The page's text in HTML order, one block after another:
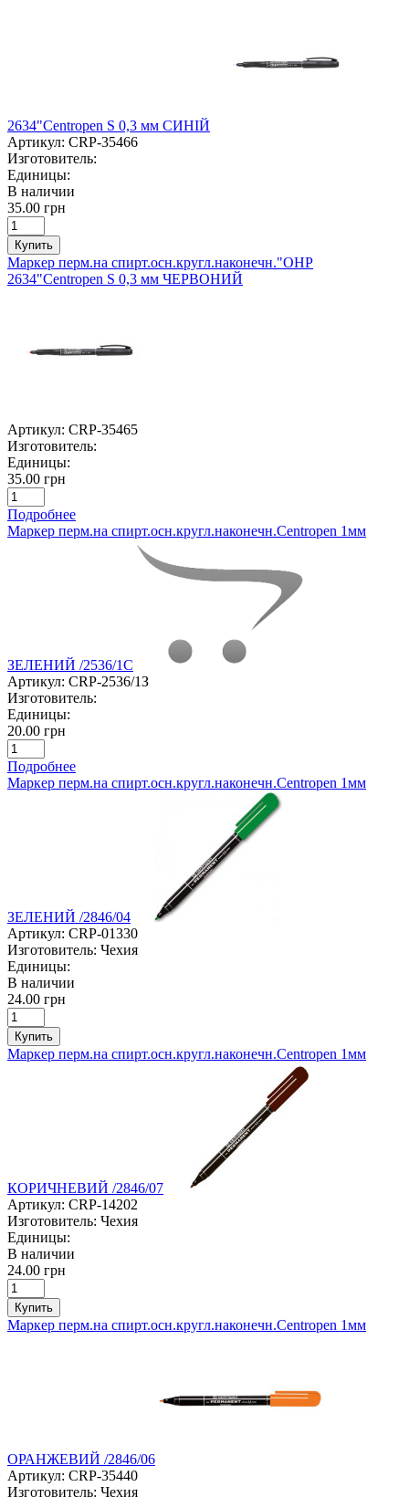
2634"Centropen S 0,3 мм СИНІЙ
Артикул: CRP-35466
Изготовитель:
Единицы:
В наличии
35.00 грн
Купить
Маркер перм.на спирт.осн.кругл.наконечн."ОНР
2634"Centropen S 0,3 мм ЧЕРВОНИЙ
Артикул: CRP-35465
Изготовитель:
Единицы:
35.00 грн
Подробнее
Маркер перм.на спирт.осн.кругл.наконечн.Centropen 1мм
ЗЕЛЕНИЙ /2536/1С
Артикул: CRP-2536/1З
Изготовитель:
Единицы:
20.00 грн
Подробнее
Маркер перм.на спирт.осн.кругл.наконечн.Centropen 1мм
ЗЕЛЕНИЙ /2846/04
Артикул: CRP-01330
Изготовитель: Чехия
Единицы:
В наличии
24.00 грн
Купить
Маркер перм.на спирт.осн.кругл.наконечн.Centropen 1мм
КОРИЧНЕВИЙ /2846/07
Артикул: CRP-14202
Изготовитель: Чехия
Единицы:
В наличии
24.00 грн
Купить
Маркер перм.на спирт.осн.кругл.наконечн.Centropen 1мм
ОРАНЖЕВИЙ /2846/06
Артикул: CRP-35440
Изготовитель: Чехия